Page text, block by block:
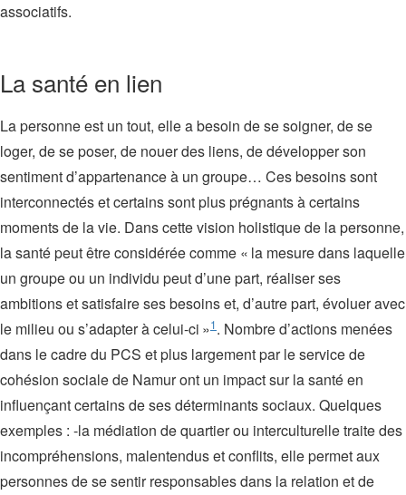
associatifs.
La santé en lien
La personne est un tout, elle a besoin de se soigner, de se
loger, de se poser, de nouer des liens, de développer son
sentiment d’appartenance à un groupe… Ces besoins sont
interconnectés et certains sont plus prégnants à certains
moments de la vie. Dans cette vision holistique de la personne,
la santé peut être considérée comme « la mesure dans laquelle
un groupe ou un individu peut d’une part, réaliser ses
ambitions et satisfaire ses besoins et, d’autre part, évoluer avec
le milieu ou s’adapter à celui-ci »1. Nombre d’actions menées
dans le cadre du PCS et plus largement par le service de
cohésion sociale de Namur ont un impact sur la santé en
influençant certains de ses déterminants sociaux. Quelques
exemples : -la médiation de quartier ou interculturelle traite des
incompréhensions, malentendus et conflits, elle permet aux
personnes de se sentir responsables dans la relation et de